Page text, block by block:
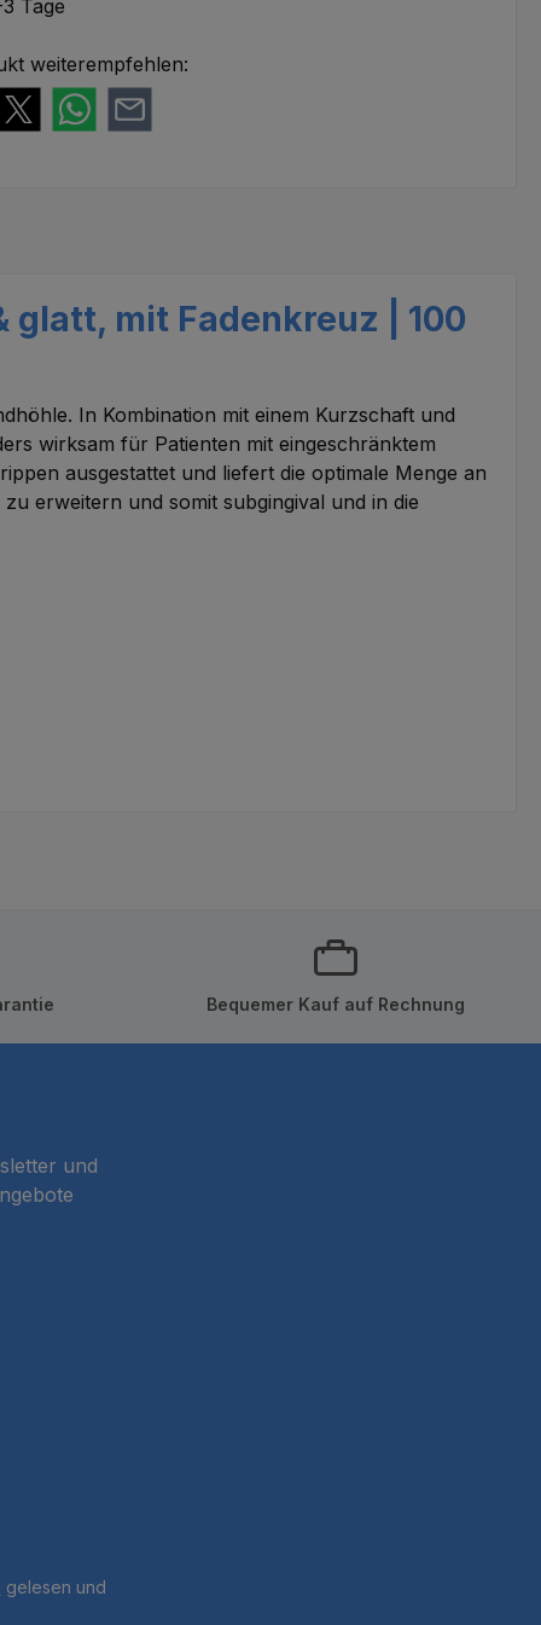
Tage
weiterempfehlen:
mit Fadenkreuz | 100
In Kombination mit einem Kurzschaft und
wirksam für Patienten mit eingeschränktem
ausgestattet und liefert die optimale Menge an
erweitern und somit subgingival und in die
Bequemer Kauf auf Rechnung
und
gelesen und